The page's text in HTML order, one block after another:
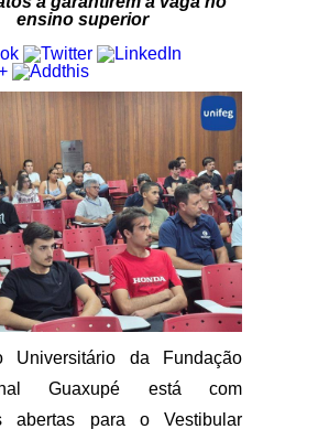
ensino superior
Universitário da Fundação
Guaxupé está com
abertas para o Vestibular